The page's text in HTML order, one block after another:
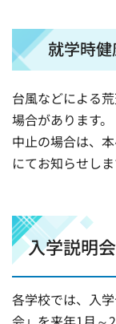
就学時
台風などによる
場合があります。
中止の場合は、
にてお知らせしま
入学説明
各学校では、入